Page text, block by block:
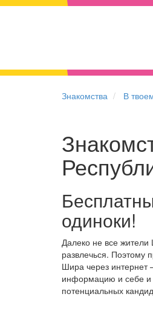
Знакомства В
одиноки!
Далеко не все
развлечься. Поэтому
Шира через
информацию и себе и
потенциальных